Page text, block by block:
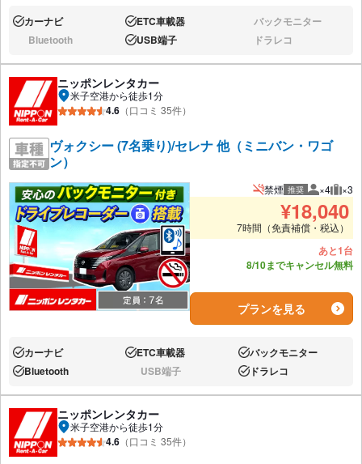
あり:カーナビ あり:ETC車載器 なし:バックモニター
なし:Bluetooth あり:USB端子 なし:ドラレコ
ニッポンレンタカー
米子空港から徒歩1分
4.6 （口コミ 35件）
ヴォクシー (7名乗り)/セレナ 他（ミニバン・ワゴ
ン）
禁煙 推奨 推奨人数
×4 推
×3
¥18,040
7時間（免責補償・税込）
あと1台
8/10までキャンセル無料
プランを見る
あり:カーナビ あり:ETC車載器 あり:バックモニター
あり:Bluetooth なし:USB端子 あり:ドラレコ
ニッポンレンタカー
米子空港から徒歩1分
4.6 （口コミ 35件）